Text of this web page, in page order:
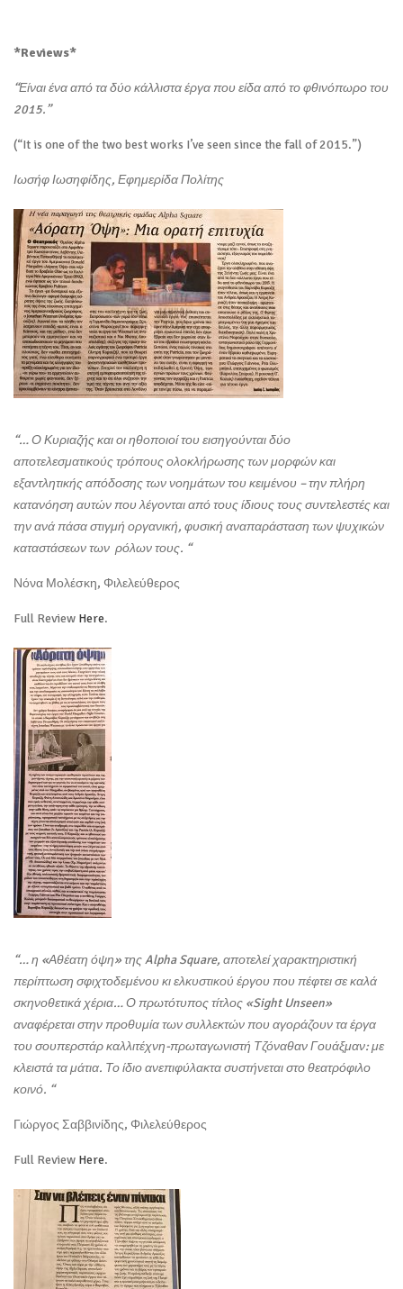
*Reviews*
“Είναι ένα από τα δύο κάλλιστα έργα που είδα από το φθινόπωρο του
2015.”
(“It is one of the two best works I’ve seen since the fall of 2015.”)
Ιωσήφ Ιωσηφίδης, Εφημερίδα Πολίτης
“… Ο Κυριαζής και οι ηθοποιοί του εισηγούνται δύο
αποτελεσματικούς τρόπους ολοκλήρωσης των μορφών και
εξαντλητικής απόδοσης των νοημάτων του κειμένου – την πλήρη
κατανόηση αυτών που λέγονται από τους ίδιους τους συντελεστές και
την ανά πάσα στιγμή οργανική, φυσική αναπαράσταση των ψυχικών
καταστάσεων των ρόλων τους. “
Νόνα Μολέσκη, Φιλελεύθερος
Full Review Here.
“… η «Αθέατη όψη» της Alpha Square, αποτελεί χαρακτηριστική
περίπτωση σφιχτοδεμένου κι ελκυστικού έργου που πέφτει σε καλά
σκηνοθετικά χέρια… Ο πρωτότυπος τίτλος «Sight Unseen»
αναφέρεται στην προθυμία των συλλεκτών που αγοράζουν τα έργα
του σουπερστάρ καλλιτέχνη-πρωταγωνιστή Τζόναθαν Γουάξμαν: με
κλειστά τα μάτια. Το ίδιο ανεπιφύλακτα συστήνεται στο θεατρόφιλο
κοινό. “
Γιώργος Σαββινίδης, Φιλελεύθερος
Full Review Here.